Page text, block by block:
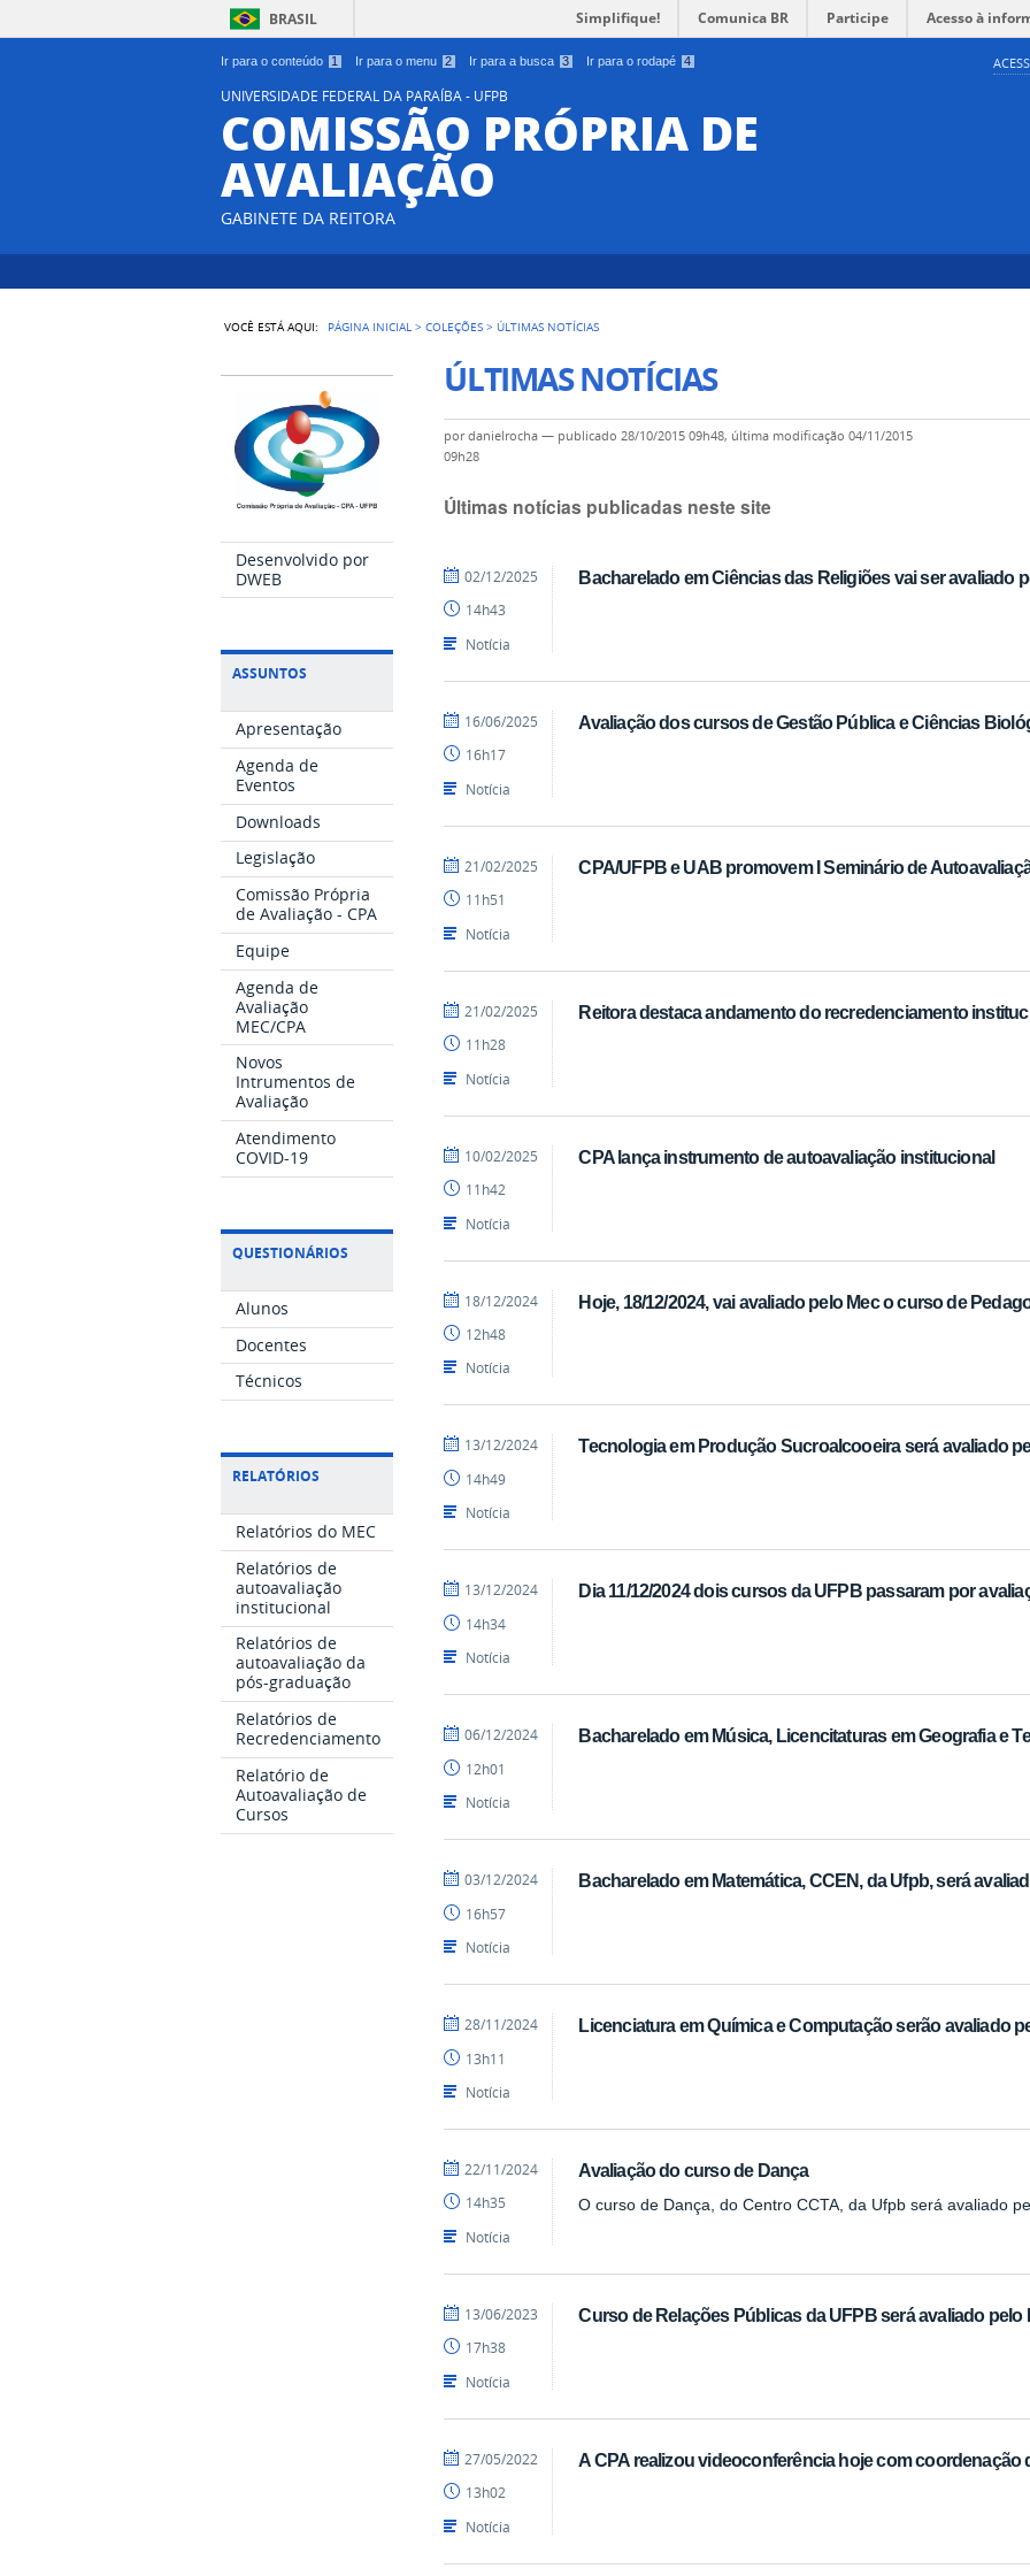
Ir para o conteúdo 1 Ir para o menu 2 Ir para a busca 3 Ir para o rodapé 4
BRASIL Simplifique! Comunica BR Participe Acesso à
UNIVERSIDADE FEDERAL DA PARAÍBA - UFPB
COMISSÃO PRÓPRIA DE
AVALIAÇÃO
GABINETE DA REITORA
VOCÊ ESTÁ AQUI: PÁGINA INICIAL >COLEÇÕES > ÚLTIMAS NOTÍCIAS
Desenvolvido por
DWEB
ASSUNTOS
Apresentação
Agenda de
Eventos
Downloads
Legislação
Comissão Própria
de Avaliação - CPA
Equipe
Agenda de
Avaliação
MEC/CPA
Novos
Intrumentos de
Avaliação
Atendimento
COVID-19
QUESTIONÁRIOS
Alunos
Docentes
Técnicos
RELATÓRIOS
Relatórios do MEC
Relatórios de
autoavaliação
institucional
Relatórios de
autoavaliação da
pós-graduação
Relatórios de
Recredenciamento
Relatório de
Autoavaliação de
Cursos
ÚLTIMAS NOTÍCIAS
pordanielrocha — publicado 28/10/2015 09h48, última modificação 04/11/2015
09h28
Últimas notícias publicadas neste site
Bacharelado em Ciências das Religiões vai ser avaliado
por
publicado
02/12/2025
14h43
Notícia
Avaliação dos cursos de Gestão Pública e Ciências
por
publicado
16/06/2025
16h17
Notícia
CPA/UFPB e UAB promovem I Seminário de
por
publicado
21/02/2025
11h51
Notícia
Reitora destaca andamento do recredenciamento
por
publicado
21/02/2025
11h28
Notícia
CPA lança instrumento de autoavaliação institucional
por
publicado
10/02/2025
11h42
Notícia
Hoje, 18/12/2024, vai avaliado pelo Mec o curso de
por
publicado
18/12/2024
12h48
Notícia
Tecnologia em Produção Sucroalcooeira será avaliado
por
publicado
13/12/2024
14h49
Notícia
Dia 11/12/2024 dois cursos da UFPB passaram por
por
publicado
13/12/2024
14h34
Notícia
Bacharelado em Música, Licencitaturas em Geografia e
por
publicado
06/12/2024
12h01
Notícia
Bacharelado em Matemática, CCEN, da Ufpb, será
por
publicado
03/12/2024
16h57
Notícia
Licenciatura em Química e Computação serão avaliado
por
publicado
28/11/2024
13h11
Notícia
Avaliação do curso de Dança
O curso de Dança, do Centro CCTA, da Ufpb será avaliado
por
publicado
22/11/2024
14h35
Notícia
Curso de Relações Públicas da UFPB será avaliado pelo
por
publicado
13/06/2023
17h38
Notícia
A CPA realizou videoconferência hoje com coordenação
por
publicado
27/05/2022
13h02
Notícia